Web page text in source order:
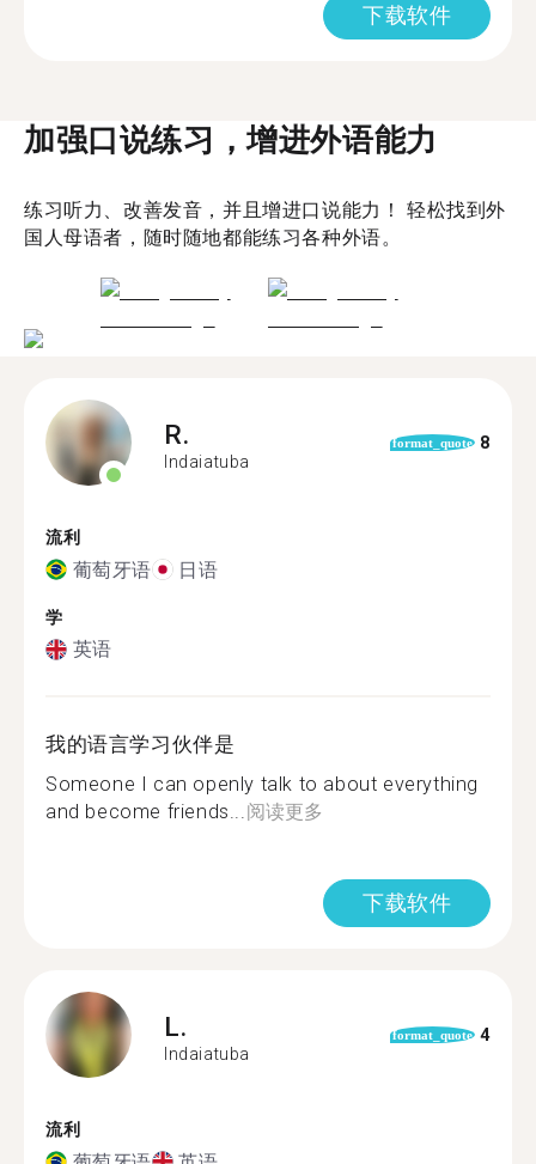
下载软件
加强口说练习，增进外语能力
练习听力、改善发音，并且增进口说能力！ 轻松找到外
国人母语者，随时随地都能练习各种外语。
R.
Indaiatuba
format_quote 8
流利
葡萄牙语 日语
学
英语
我的语言学习伙伴是
Someone I can openly talk to about everything
and become friends...阅读更多
下载软件
L.
Indaiatuba
format_quote 4
流利